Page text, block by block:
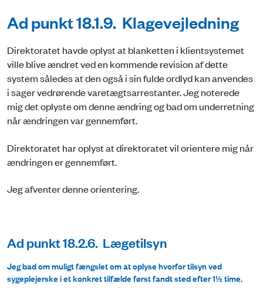
Ad punkt 18.1.9. Klagevejledning
Direktoratet havde oplyst at blanketten i klientsystemet
ville blive ændret ved en kommende revision af dette
system således at den også i sin fulde ordlyd kan anvendes
i sager vedrørende varetægtsarrestanter. Jeg noterede
mig det oplyste om denne ændring og bad om underretning
når ændringen var gennemført.
Direktoratet har oplyst at direktoratet vil orientere mig når
ændringen er gennemført.
Jeg afventer denne orientering.
Ad punkt 18.2.6. Lægetilsyn
Jeg bad om muligt fængslet om at oplyse hvorfor tilsyn ved
sygeplejerske i et konkret tilfælde først fandt sted efter 1½ time.